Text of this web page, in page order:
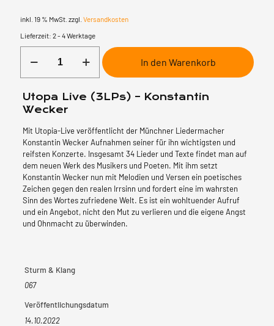
inkl. 19 % MwSt. zzgl. Versandkosten
Lieferzeit: 2 - 4 Werktage
Live
Konstantin
Wecker
In den Warenkorb
Utopa Live (3LPs) – Konstantin
Wecker
Mit Utopia-Live veröffentlicht der Münchner Liedermacher
Konstantin Wecker Aufnahmen seiner für ihn wichtigsten und
reifsten Konzerte. Insgesamt 34 Lieder und Texte findet man auf
dem neuen Werk des Musikers und Poeten. Mit ihm setzt
Konstantin Wecker nun mit Melodien und Versen ein poetisches
Zeichen gegen den realen Irrsinn und fordert eine im wahrsten
Sinn des Wortes zufriedene Welt. Es ist ein wohltuender Aufruf
und ein Angebot, nicht den Mut zu verlieren und die eigene Angst
und Ohnmacht zu überwinden.
Sturm & Klang
067
Veröffentlichungsdatum
14.10.2022